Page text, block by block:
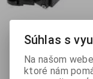
Súhlas s
Na našom
ktoré nám